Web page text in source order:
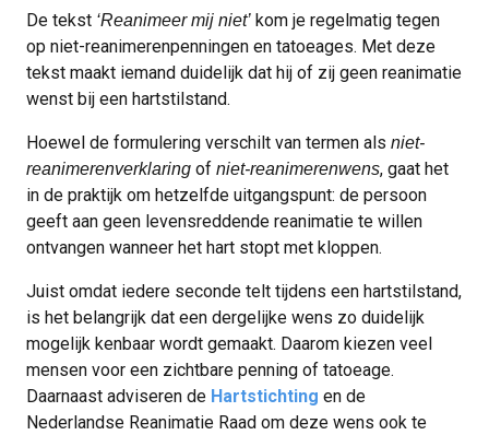
De tekst ‘Reanimeer mij niet’ kom je regelmatig tegen
op niet-reanimerenpenningen en tatoeages. Met deze
tekst maakt iemand duidelijk dat hij of zij geen reanimatie
wenst bij een hartstilstand.
Hoewel de formulering verschilt van termen als niet-
reanimerenverklaring of niet-reanimerenwens, gaat het
in de praktijk om hetzelfde uitgangspunt: de persoon
geeft aan geen levensreddende reanimatie te willen
ontvangen wanneer het hart stopt met kloppen.
Juist omdat iedere seconde telt tijdens een hartstilstand,
is het belangrijk dat een dergelijke wens zo duidelijk
mogelijk kenbaar wordt gemaakt. Daarom kiezen veel
mensen voor een zichtbare penning of tatoeage.
Daarnaast adviseren de Hartstichting en de
Nederlandse Reanimatie Raad om deze wens ook te